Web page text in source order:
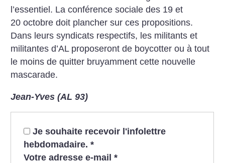
l’essentiel. La conférence sociale des 19 et
20 octobre doit plancher sur ces propositions.
Dans leurs syndicats respectifs, les militants et
militantes d’AL proposeront de boycotter ou à tout
le moins de quitter bruyamment cette nouvelle
mascarade.
Jean-Yves (AL 93)
Je souhaite recevoir l'infolettre
hebdomadaire. *
Votre adresse e-mail *